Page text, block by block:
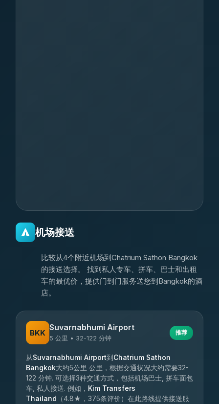
机场接送
比较从4个附近机场到Chatrium Sathon Bangkok
的接送选择。 找到私人专车、拼车、巴士和出租
车的最优价，提供门到门服务送您到Bangkok的酒
店。
BKK
Suvarnabhumi Airport
5 公里 • 32-122 分钟
推荐
从Suvarnabhumi Airport到Chatrium Sathon
Bangkok大约5公里 公里，根据交通状况大约需要32-
122 分钟. 可选择3种交通方式，包括机场巴士, 拼车面包
车, 私人接送. 例如， Kim Transfers
Thailand （4.8★，375条评价）在此路线提供接送服